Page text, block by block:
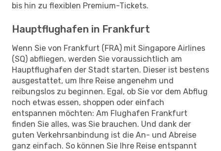
bis hin zu flexiblen Premium-Tickets.
Hauptflughafen in Frankfurt
Wenn Sie von Frankfurt (FRA) mit Singapore Airlines
(SQ) abfliegen, werden Sie voraussichtlich am
Hauptflughafen der Stadt starten. Dieser ist bestens
ausgestattet, um Ihre Reise angenehm und
reibungslos zu beginnen. Egal, ob Sie vor dem Abflug
noch etwas essen, shoppen oder einfach
entspannen möchten: Am Flughafen Frankfurt
finden Sie alles, was Sie brauchen. Und dank der
guten Verkehrsanbindung ist die An- und Abreise
ganz einfach. So können Sie Ihre Reise entspannt